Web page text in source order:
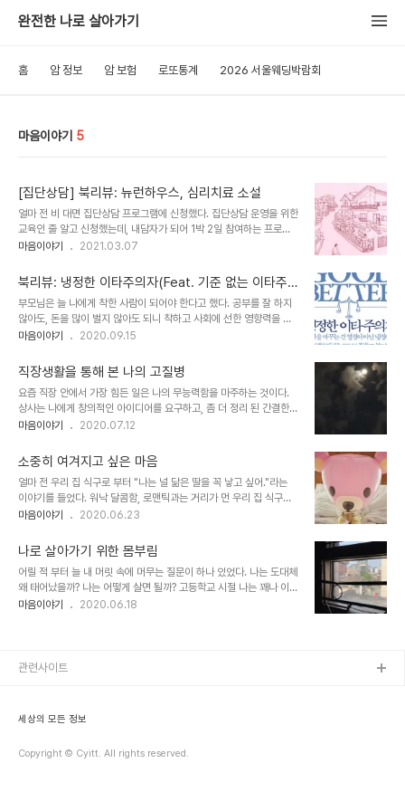
완전한 나로 살아가기
홈 암 정보 암 보험 로또통계 2026 서울웨딩박람회
마음이야기 5
[집단상담] 북리뷰: 뉴런하우스, 심리치료 소설
얼마 전 비 대면 집단상담 프로그램에 신청했다. 집단상담 운영을 위한
교육인 줄 알고 신청했는데, 내담자가 되어 1박 2일 참여하는 프로그
램이었다. 1박 2일 간 줌을 통해 다른 사람들과 상담에 참여한 다니 시
받는데.'라는 생각이 들어 참여하기로 결정했다. 집단상담 프로그램을
진행하면서 나의 고질병은 바로 드러났다. 타인을 신경 쓰지 않는다고
하면서 집단 안의 역동을 해치지 않기 위해 무던히 애쓰는 모습을 본
상담자가 나에게 "하고 싶은 데로 하세요. 내가 이래도 될까? 라는 생
각이 들어도 계속 그렇게 해보세요. 어차피 우리는 서로에 대해 전혀
그런 내 모습을 발견..
마음이야기 2021.03.07
북리뷰: 냉정한 이타주의자(Feat. 기준 없는 이타주
의자)
부모님은 늘 나에게 착한 사람이 되어야 한다고 했다. 공부를 잘 하지
않아도, 돈을 많이 벌지 않아도 되니 착하고 사회에 선한 영향력을 끼
치는 사람이 되길 바란다고 말씀하셨다. 부모님의 가르침 덕에 나는 다
만 가끔 마음 한 켠에 '내가 착한 사람 임을 증명하기 위해서 이 일을
하는 건 아닐까?'라는 생각이 들기도 한다. 좋은 일이라고 하지만 사람
을 돕는 일에도 목표를 설정하고, 이를 달성하기 위한 전략을 세우기
때문에 비영리에도 전문성이 있다는 이야기를 해왔다. 그러나 문득 실
제 내가 하고 있는 일이 정말 가난하고 소외된 사람들에게 긍정적인 영
이런 생각을 하던 즈음 책을..
마음이야기 2020.09.15
직장생활을 통해 본 나의 고질병
요즘 직장 안에서 가장 힘든 일은 나의 무능력함을 마주하는 것이다.
상사는 나에게 창의적인 아이디어를 요구하고, 좀 더 정리 된 간결한
보고를 요청한다. 동료들은 내가 업무의 목적과 흐름을 파악하지 못함
함을 넘어 고개를 내젓고 있는 듯한 느낌을 받는다. 내가 생각하는 것
이 판단하는 것은 사실일까? 사실 상사의 피드백 외에는 내가 추측하
는 것들을 나는 사실 인 양 믿고 있다. 그렇게 추측을 사실 인 양 생각
하다 보니, 모든 순간이 긴장의 연속이다. 긴장을 하게 되니 집중력이
흩어지고, 핵심을 파악하기 보다 토씨하나 다른 이의 이야기를 놓칠까
읽기를 반복하다. 핵심과 의도..
마음이야기 2020.07.12
소중히 여겨지고 싶은 마음
얼마 전 우리 집 식구로 부터 "나는 널 닮은 딸을 꼭 낳고 싶어."라는
이야기를 들었다. 워낙 달콤함, 로맨틱과는 거리가 먼 우리 집 식구의
고백에 의아했다. 매일 눈이 작은 내가 아닌 자신을 닮아야 한다고 주
(아빠 닮았으면 예뻤을텐데 엄마 닮아서 안타깝다고 하려고?) 남편은
내 반응에 "어릴 적 네 모습을 내가 본 적이 없으니, 아기 때 너, 초등학
생 때 너, 내가 없던 시간 속에 널 보고 싶어."라는 답했다. 순간 망치로
머리를 맞은거 같이 어안이 벙벙했다. 그리고 눈물이 나기 시작했다.
엄마의 말에 따르면, 나는 타고난 기질이 예민한 아이였다고 했다. 눕
마음이야기 2020.06.23
나로 살아가기 위한 몸부림
어릴 적 부터 늘 내 머릿 속에 머무는 질문이 하나 있었다. 나는 도대체
왜 태어났을까? 나는 어떻게 살면 될까? 고등학교 시절 나는 꽤나 이
질문에 답을 얻지 못해 고통스러웠었다. 나라는 사람에 대해 명확한 정
이야기 해주면서 나중에 그 장점들이 빛을 바랄려면 지금은 공부할 때
삶을 살아내도 좋겠다는 ..
마음이야기 2020.06.18
세상의 모든 정보
Copyright © Cyitt. All rights reserved.
관련사이트